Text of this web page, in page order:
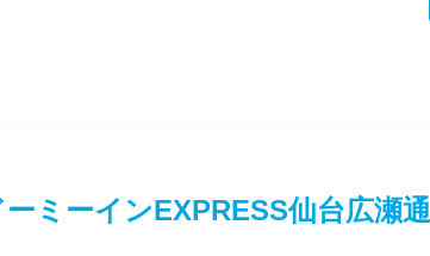
ーミーインEXPRESS仙台広瀬通